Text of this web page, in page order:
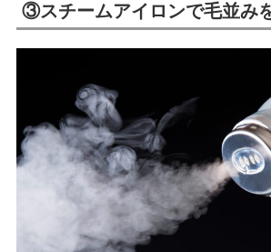
③スチームアイロンで毛並み